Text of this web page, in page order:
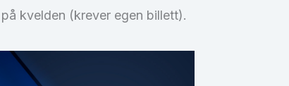
kvelden (krever egen billett).